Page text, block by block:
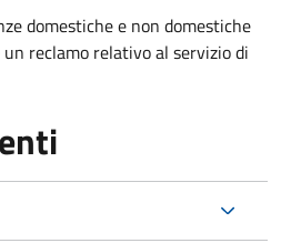
domestiche e non domestiche
reclamo relativo al servizio di